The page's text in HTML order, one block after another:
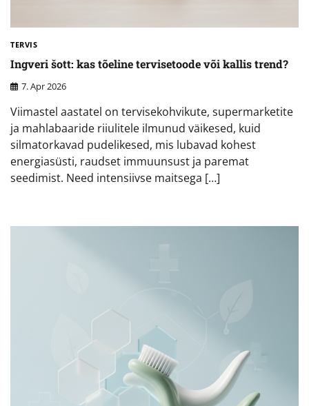
TERVIS
Ingveri šott: kas tõeline tervisetoode või kallis trend?
7. Apr 2026
Viimastel aastatel on tervisekohvikute, supermarketite
ja mahlabaaride riiulitele ilmunud väikesed, kuid
silmatorkavad pudelikesed, mis lubavad kohest
energiasüsti, raudset immuunsust ja paremat
seedimist. Need intensiivse maitsega […]